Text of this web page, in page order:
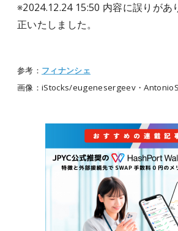
※2024.12.24 15:50 内容に誤りがあ
正いたしました。
参考： フィナンシェ
画像：iStocks/eugenesergeev・